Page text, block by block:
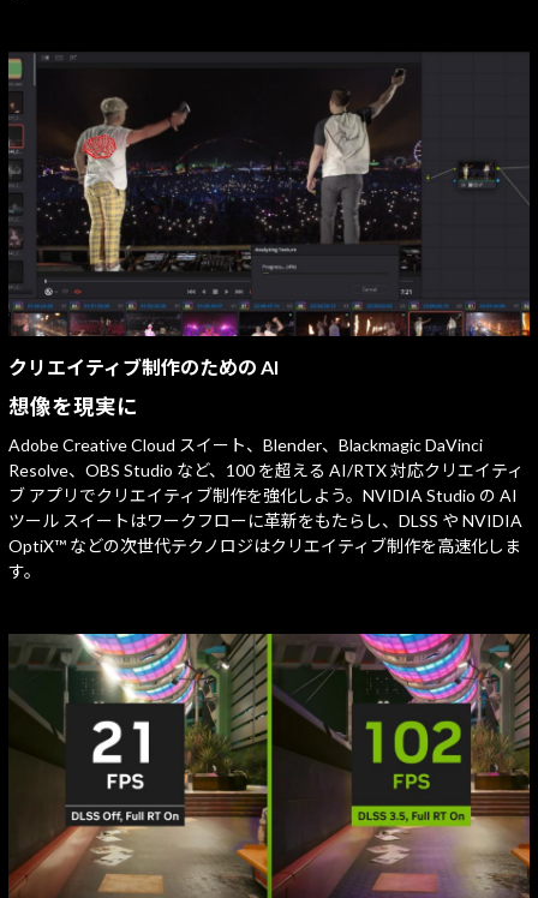
クリエイティブ制作のための AI
想像を現実に
Adobe Creative Cloud スイート、Blender、Blackmagic DaVinci
Resolve、OBS Studio など、100 を超える AI/RTX 対応クリエイティ
ブ アプリでクリエイティブ制作を強化しよう。NVIDIA Studio の AI
ツール スイートはワークフローに革新をもたらし、DLSS や NVIDIA
OptiX™ などの次世代テクノロジはクリエイティブ制作を高速化しま
す。